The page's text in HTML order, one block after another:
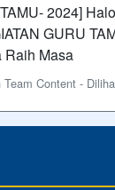
2024]
GURU
Raih Masa
Content -